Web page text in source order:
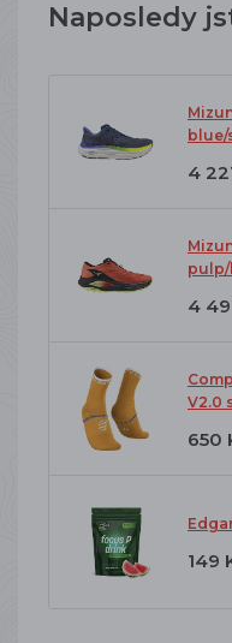
Naposledy
4
4
V2.0
650
149